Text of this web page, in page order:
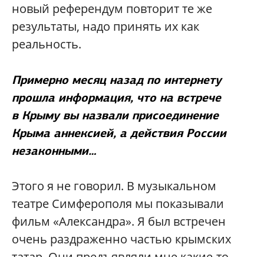
новый референдум повторит те же
результаты, надо принять их как
реальность.
Примерно месяц назад по интернету
прошла информация, что на встрече
в Крыму вы назвали присоединение
Крыма аннексией, а действия России
незаконными…
Этого я не говорил. В музыкальном
театре Симферополя мы показывали
фильм «Александра». Я был встречен
очень раздраженно частью крымских